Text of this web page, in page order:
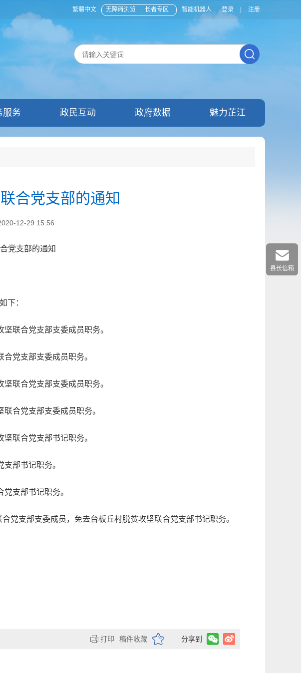
繁體中文 无障碍浏览 长者专区 智能机器人 登录 注册
服务 政民互动 政府数据 魅力芷江
合党支部的通知
12-29 15:56
党支部的通知
下：
联合党支部支委成员职务。
党支部支委成员职务。
联合党支部支委成员职务。
合党支部支委成员职务。
联合党支部书记职务。
部书记职务。
支部书记职务。
党支部支委成员，免去台板丘村脱贫攻坚联合党支部书记职务。
稿件收藏 分享到
打印
县长信箱